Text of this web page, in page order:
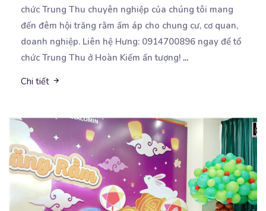
chức Trung Thu chuyên nghiệp của chúng tôi mang
đến đêm hội trăng rằm ấm áp cho chung cư, cơ quan,
doanh nghiệp. Liên hệ Hưng: 0914700896 ngay để tổ
chức Trung Thu ở Hoàn Kiếm ấn tượng! ...
Chi tiết